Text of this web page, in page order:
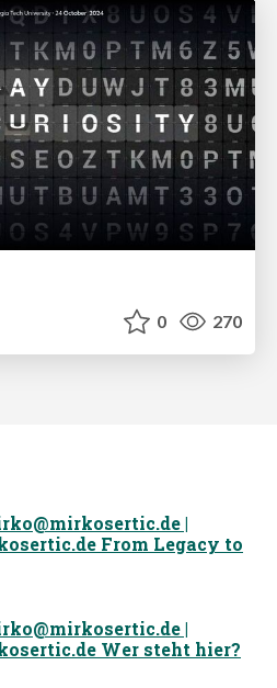
0 270
|
From Legacy to
|
Wer steht hier?